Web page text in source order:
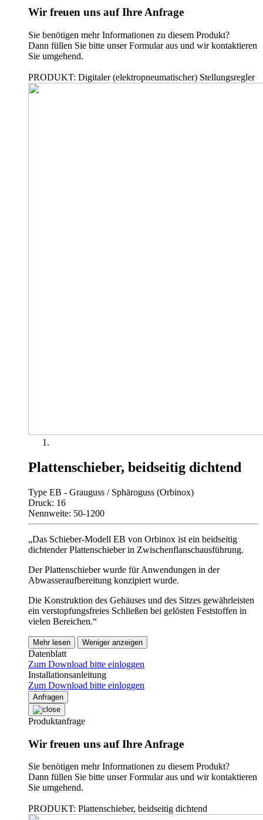
Wir freuen uns auf Ihre Anfrage
Sie benötigen mehr Informationen zu diesem Produkt?
Dann füllen Sie bitte unser Formular aus und wir kontaktieren
Sie umgehend.
PRODUKT: Digitaler (elektropneumatischer) Stellungsregler
Plattenschieber, beidseitig dichtend
Type EB - Grauguss / Sphäroguss (Orbinox)
Druck: 16
Nennweite: 50-1200
„Das Schieber-Modell EB von Orbinox ist ein beidseitig
dichtender Plattenschieber in Zwischenflanschausführung.
Der Plattenschieber wurde für Anwendungen in der
Abwasseraufbereitung konzipiert wurde.
Die Konstruktion des Gehäuses und des Sitzes gewährleisten
ein verstopfungsfreies Schließen bei gelösten Feststoffen in
vielen Bereichen.“
Mehr lesen Weniger anzeigen
Datenblatt
Zum Download bitte einloggen
Installationsanleitung
Zum Download bitte einloggen
Anfragen
Produktanfrage
Wir freuen uns auf Ihre Anfrage
Sie benötigen mehr Informationen zu diesem Produkt?
Dann füllen Sie bitte unser Formular aus und wir kontaktieren
Sie umgehend.
PRODUKT: Plattenschieber, beidseitig dichtend